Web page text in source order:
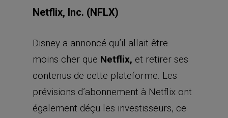
Netflix, Inc. (NFLX)
Disney a annoncé qu’il allait être
moins cher que Netflix, et retirer ses
contenus de cette plateforme. Les
prévisions d’abonnement à Netflix ont
également déçu les investisseurs, ce